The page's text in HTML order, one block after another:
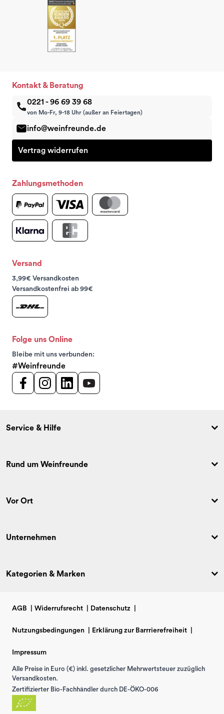
Kontakt & Beratung
0221 - 96 69 39 68
von Mo-Fr, 9-18 Uhr (außer an Feiertagen)
info@weinfreunde.de
Vertrag widerrufen
Zahlungsmethoden
Versand
3,99€ Versandkosten
Versandkostenfrei ab 99€
Folge uns Online
Bleibe mit uns verbunden:
#Weinfreunde
Service & Hilfe
Rund um Weinfreunde
Vor Ort
Unternehmen
Kategorien & Marken
AGB Widerrufsrecht Datenschutz
Nutzungsbedingungen Erklärung zur Barrrierefreiheit
Impressum
Alle Preise in Euro (€) inkl. gesetzlicher Mehrwertsteuer zuzüglich
Versandkosten.
Zertifizierter Bio-Fachhändler durch DE-ÖKO-006